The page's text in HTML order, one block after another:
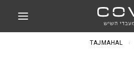
›
TAJMAHAL